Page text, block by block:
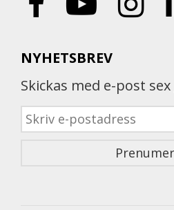
NYHETSBREV
Skickas med e-post